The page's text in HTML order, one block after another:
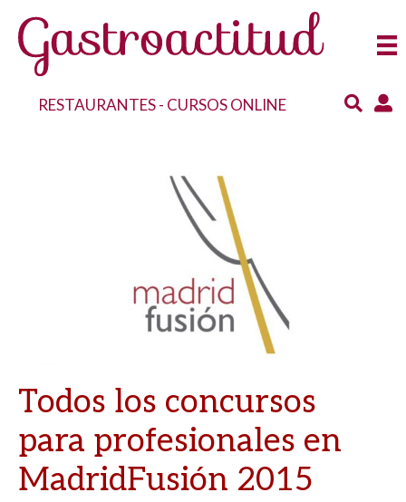
RESTAURANTES- CURSOS ONLINE
Todos los concursos
para profesionales en
MadridFusión 2015